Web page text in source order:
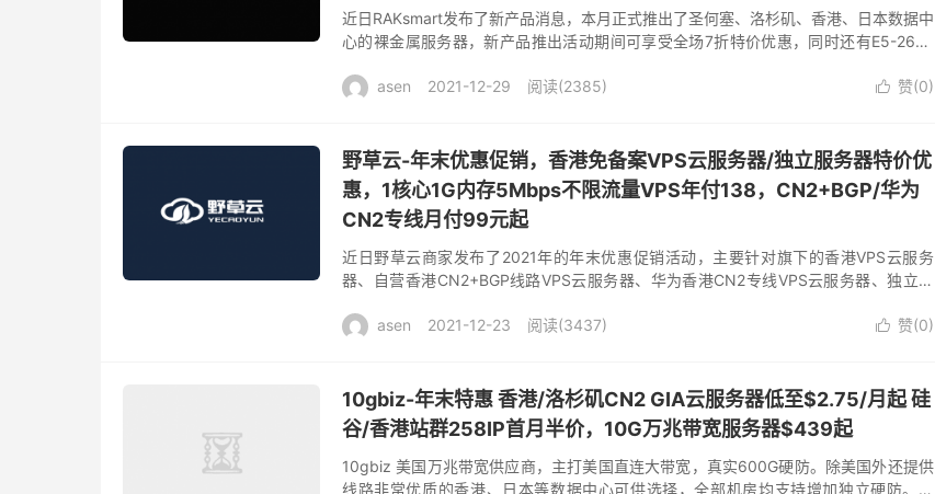
近日RAKsmart发布了新产品消息，本月正式推出了圣何塞、洛杉矶、香港、日本数据中
心的裸金属服务器，新产品推出活动期间可享受全场7折特价优惠，同时还有E5-2620
 赞(0)
asen 2021-12-29 阅读(2385)
野草云-年末优惠促销，香港免备案VPS云服务器/独立服务器特价优
惠，1核心1G内存5Mbps不限流量VPS年付138，CN2+BGP/华为
CN2专线月付99元起
近日野草云商家发布了2021年的年末优惠促销活动，主要针对旗下的香港VPS云服务
器、自营香港CN2+BGP线路VPS云服务器、华为香港CN2专线VPS云服务器、独立服
 赞(0)
asen 2021-12-23 阅读(3437)
10gbiz-年末特惠 香港/洛杉矶CN2 GIA云服务器低至$2.75/月起 硅
谷/香港站群258IP首月半价，10G万兆带宽服务器$439起
10gbiz 美国万兆带宽供应商，主打美国直连大带宽，真实600G硬防。除美国外还提供
线路非常优质的香港、日本等数据中心可供选择，全部机房均支持增加独立硬防。香